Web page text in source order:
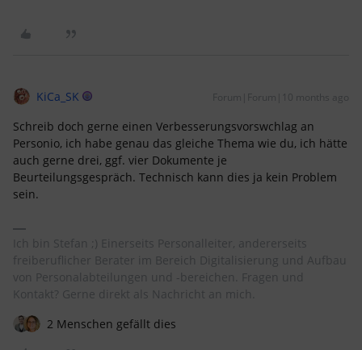
KiCa_SK Forum|Forum|10 months ago
Schreib doch gerne einen Verbesserungsvorswchlag an
Personio, ich habe genau das gleiche Thema wie du, ich hätte
auch gerne drei, ggf. vier Dokumente je
Beurteilungsgespräch. Technisch kann dies ja kein Problem
sein.
Ich bin Stefan ;) Einerseits Personalleiter, andererseits
freiberuflicher Berater im Bereich Digitalisierung und Aufbau
von Personalabteilungen und -bereichen. Fragen und
Kontakt? Gerne direkt als Nachricht an mich.
2 Menschen gefällt dies